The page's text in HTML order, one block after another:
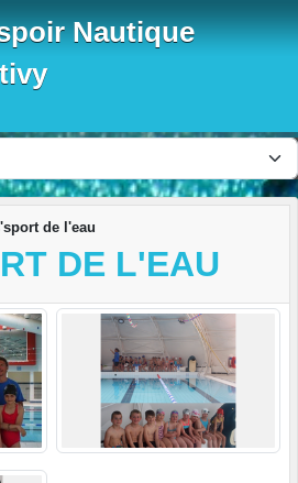
Nautique
de l'eau
DE L'EAU